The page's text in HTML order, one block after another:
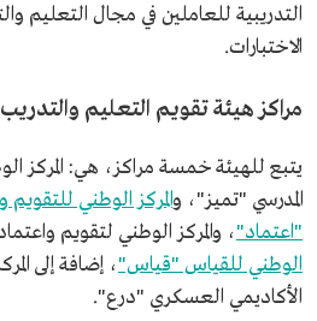
التدريبية للعاملين في مجال التعليم
الاختبارات.
مراكز هيئة تقويم التعليم والتدريب
يتبع للهيئة خمسة مراكز، هي: المركز
المدرسي "تميز"، والمركز الوطني للتقويم
"اعتماد"، والمركز الوطني لتقويم
الوطني للقياس "قياس"، إضافة إلى
الأكاديمي العسكري "درع".